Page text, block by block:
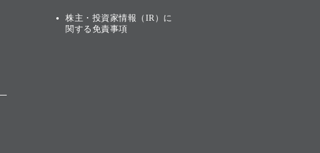
株主・投資家情報（IR）に
関する免責事項